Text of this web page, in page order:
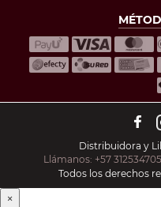
Distribuidora y
Llámanos: +57
Todos los derechos
×